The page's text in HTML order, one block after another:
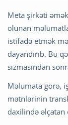
Meta şirkəti
olunan
istifadə etmək
dayandırıb. Bu
sızmasından
Məlumata görə,
mətnlərinin
daxilində əlçatan